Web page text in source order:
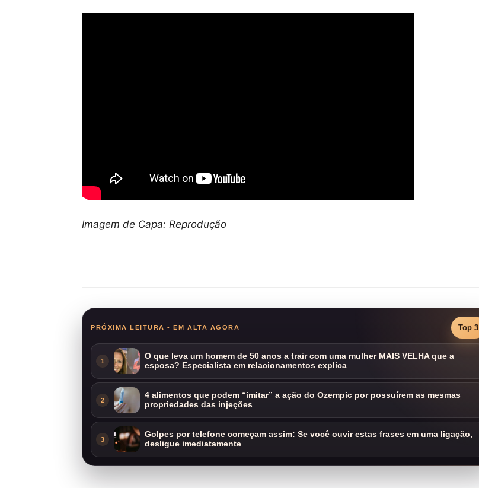
Imagem de Capa: Reprodução
PRÓXIMA LEITURA - EM ALTA AGORA Top 3
1
O que leva um homem de 50 anos a trair com uma mulher MAIS VELHA que a
esposa? Especialista em relacionamentos explica
2
4 alimentos que podem “imitar” a ação do Ozempic por possuírem as mesmas
propriedades das injeções
3
Golpes por telefone começam assim: Se você ouvir estas frases em uma ligação,
desligue imediatamente